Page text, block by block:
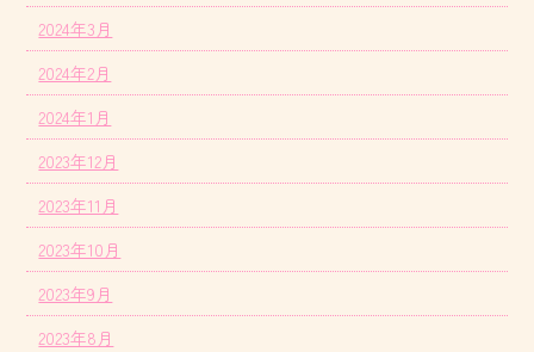
2024年3月
2024年2月
2024年1月
2023年12月
2023年11月
2023年10月
2023年9月
2023年8月